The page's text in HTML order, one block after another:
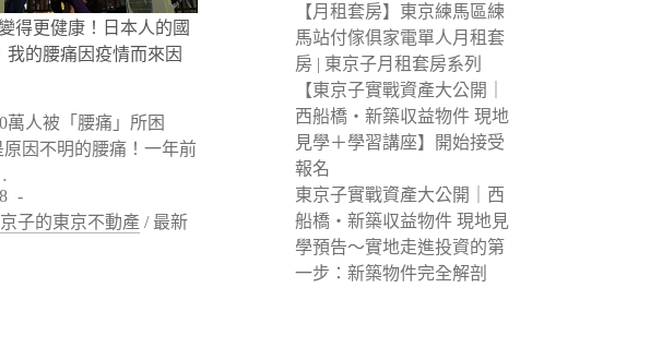
得更健康！日本人的國
我的腰痛因疫情而來因
萬人被「腰痛」所困
原因不明的腰痛！一年前
京子的東京不動產 / 最新
【月租套房】東京練馬區練
馬站付傢俱家電單人月租套
房 | 東京子月租套房系列
【東京子實戰資產大公開｜
西船橋・新築収益物件 現地
見學＋學習講座】開始接受
報名
東京子實戰資產大公開｜西
船橋・新築収益物件 現地見
學預告〜實地走進投資的第
一步：新築物件完全解剖